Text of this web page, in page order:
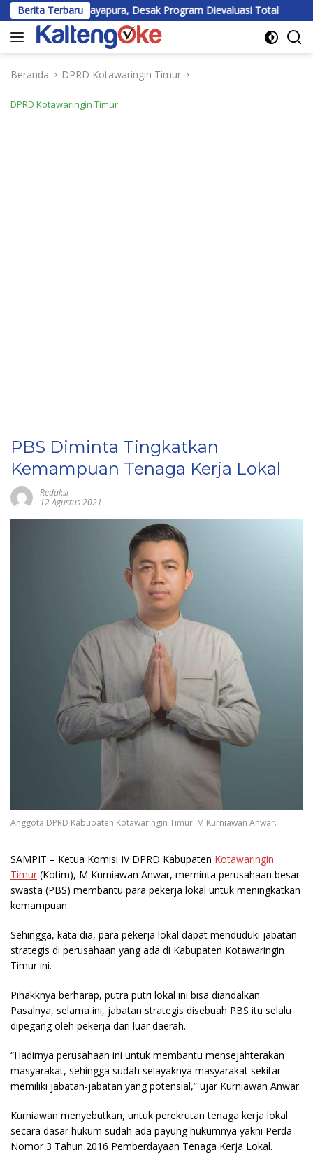
Langsung
ke
konten
Berita Terbaru
Jayapura, Desak Program Dievaluasi Total BEM UPR
Beranda DPRD Kotawaringin Timur
DPRD Kotawaringin Timur
PBS Diminta Tingkatkan
Kemampuan Tenaga Kerja Lokal
Redaksi
12 Agustus 2021
Anggota DPRD Kabupaten Kotawaringin Timur, M Kurniawan Anwar.
SAMPIT – Ketua Komisi IV DPRD Kabupaten Kotawaringin
Timur (Kotim), M Kurniawan Anwar, meminta perusahaan besar
swasta (PBS) membantu para pekerja lokal untuk meningkatkan
kemampuan.
Sehingga, kata dia, para pekerja lokal dapat menduduki jabatan
strategis di perusahaan yang ada di Kabupaten Kotawaringin
Timur ini.
Pihakknya berharap, putra putri lokal ini bisa diandalkan.
Pasalnya, selama ini, jabatan strategis disebuah PBS itu selalu
dipegang oleh pekerja dari luar daerah.
“Hadirnya perusahaan ini untuk membantu mensejahterakan
masyarakat, sehingga sudah selayaknya masyarakat sekitar
memiliki jabatan-jabatan yang potensial,” ujar Kurniawan Anwar.
Kurniawan menyebutkan, untuk perekrutan tenaga kerja lokal
secara dasar hukum sudah ada payung hukumnya yakni Perda
Nomor 3 Tahun 2016 Pemberdayaan Tenaga Kerja Lokal.